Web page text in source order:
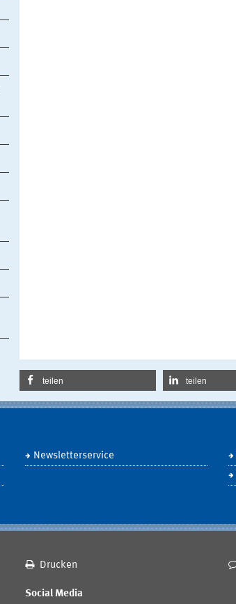
teilen teilen
Newsletterservice
Drucken
Social Media